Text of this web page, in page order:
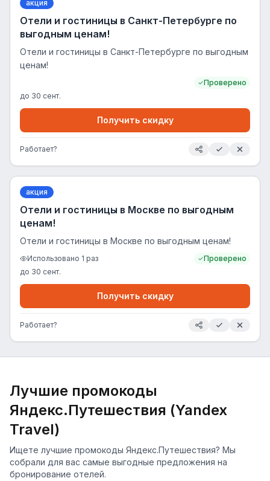
акция
Отели и гостиницы в Санкт-Петербурге по
выгодным ценам!
Отели и гостиницы в Санкт-Петербурге по выгодным
ценам!
Проверено
до 30 сент.
Получить скидку
Работает?
акция
Отели и гостиницы в Москве по выгодным
ценам!
Отели и гостиницы в Москве по выгодным ценам!
Использовано 1 раз
Проверено
до 30 сент.
Получить скидку
Работает?
Лучшие промокоды
Яндекс.Путешествия (Yandex
Travel)
Ищете лучшие промокоды Яндекс.Путешествия? Мы
собрали для вас самые выгодные предложения на
бронирование отелей.